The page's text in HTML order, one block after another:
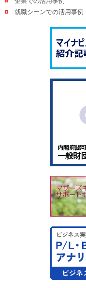
就職シーンでの活用事例